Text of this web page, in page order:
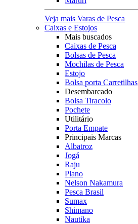
Veja mais Varas de Pesca
Caixas e Estojos
Mais buscados
Caixas de Pesca
Bolsas de Pesca
Mochilas de Pesca
Estojo
Bolsa porta Carretilhas
Desembarcado
Bolsa Tiracolo
Pochete
Utilitário
Porta Empate
Principais Marcas
Albatroz
Jogá
Raju
Plano
Nelson Nakamura
Pesca Brasil
Sumax
Shimano
Nautika